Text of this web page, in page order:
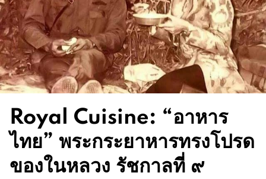
Royal Cuisine: “อาหาร
ไทย” พระกระยาหารทรงโปรด
ของในหลวง รัชกาลที่ ๙